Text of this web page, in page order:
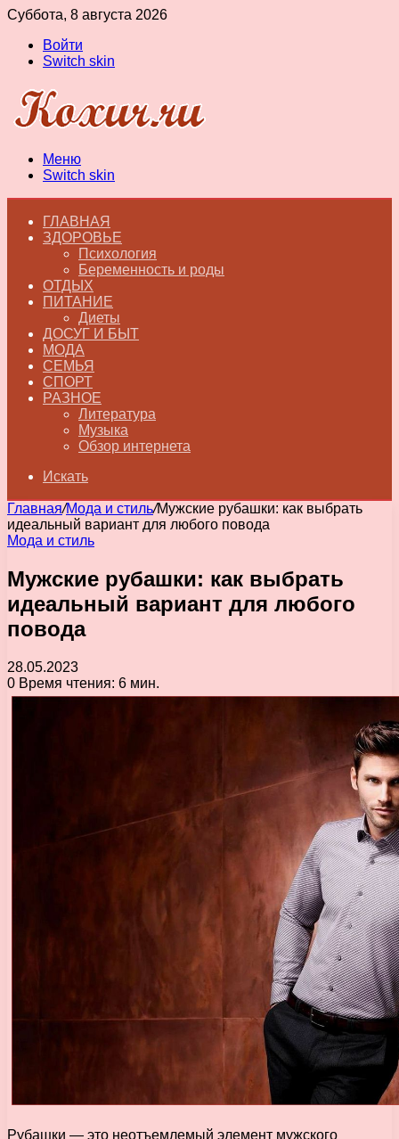
Суббота, 8 августа 2026
Войти
Switch skin
Меню
Switch skin
ГЛАВНАЯ
ЗДОРОВЬЕ
Психология
Беременность и роды
ОТДЫХ
ПИТАНИЕ
Диеты
ДОСУГ И БЫТ
МОДА
СЕМЬЯ
СПОРТ
РАЗНОЕ
Литература
Музыка
Обзор интернета
Искать
Главная/Мода и стиль/Мужские рубашки: как выбрать
идеальный вариант для любого повода
Мода и стиль
Мужские рубашки: как выбрать
идеальный вариант для любого
повода
28.05.2023
0 Время чтения: 6 мин.
Рубашки — это неотъемлемый элемент мужского